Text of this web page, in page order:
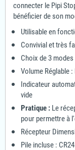
connecter le Pipi
bénéficier de son
Utilisable en
Convivial et très
Choix de 3
Volume Réglable
Indicateur
vide
Pratique : Le
pour permettre à
Récepteur
Pile incluse :